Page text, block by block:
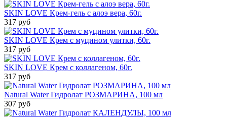
SKIN LOVE Крем-гель с алоэ вера, 60г.
317 руб
SKIN LOVE Крем с муцином улитки, 60г.
317 руб
SKIN LOVE Крем с коллагеном, 60г.
317 руб
Natural Water Гидролат РОЗМАРИНА, 100 мл
307 руб